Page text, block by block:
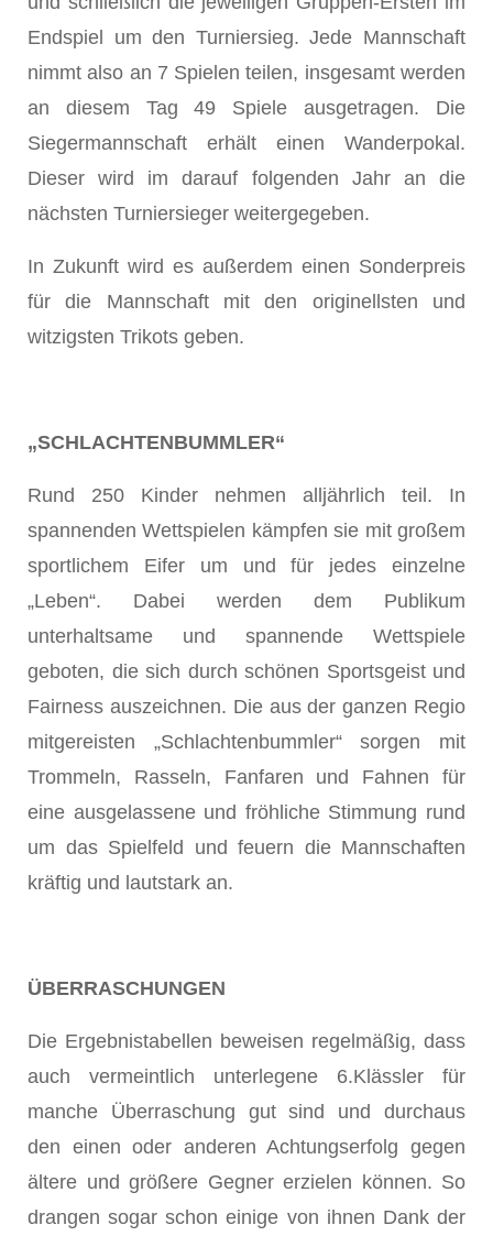
Endspiel um den Turniersieg. Jede Mannschaft
nimmt also an 7 Spielen teilen, insgesamt werden
an diesem Tag 49 Spiele ausgetragen. Die
Siegermannschaft erhält einen Wanderpokal.
Dieser wird im darauf folgenden Jahr an die
nächsten Turniersieger weitergegeben.
In Zukunft wird es außerdem einen Sonderpreis
für die Mannschaft mit den originellsten und
witzigsten Trikots geben.
„SCHLACHTENBUMMLER“
Rund 250 Kinder nehmen alljährlich teil. In
spannenden Wettspielen kämpfen sie mit großem
sportlichem Eifer um und für jedes einzelne
„Leben“. Dabei werden dem Publikum
unterhaltsame und spannende Wettspiele
geboten, die sich durch schönen Sportsgeist und
Fairness auszeichnen. Die aus der ganzen Regio
mitgereisten „Schlachtenbummler“ sorgen mit
Trommeln, Rasseln, Fanfaren und Fahnen für
eine ausgelassene und fröhliche Stimmung rund
um das Spielfeld und feuern die Mannschaften
kräftig und lautstark an.
ÜBERRASCHUNGEN
Die Ergebnistabellen beweisen regelmäßig, dass
auch vermeintlich unterlegene 6.Klässler für
manche Überraschung gut sind und durchaus
den einen oder anderen Achtungserfolg gegen
ältere und größere Gegner erzielen können. So
drangen sogar schon einige von ihnen Dank der